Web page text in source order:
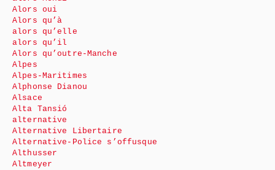
Alors oui
Alors qu’à
alors qu’elle
alors qu’il
Alors qu’outre-Manche
Alpes
Alpes-Maritimes
Alphonse Dianou
Alsace
Alta Tansió
alternative
Alternative Libertaire
Alternative-Police s’offusque
Althusser
Altmeyer